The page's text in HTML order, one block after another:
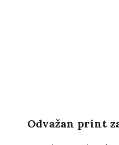
Odvažan print